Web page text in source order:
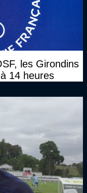
les Girondins
14 heures